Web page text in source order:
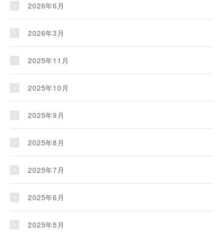
2026年6月
2026年3月
2025年11月
2025年10月
2025年9月
2025年8月
2025年7月
2025年6月
2025年5月